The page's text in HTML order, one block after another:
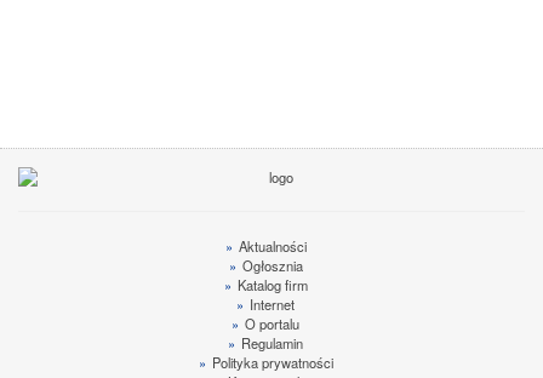
» Aktualności
» Ogłosznia
» Katalog firm
» Internet
» O portalu
» Regulamin
» Polityka prywatności